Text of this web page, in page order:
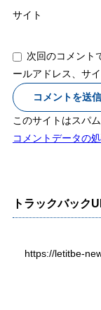
サイト
次回のコメント
ールアドレス、サ
このサイトはスパ
コメントデータの
トラックバック
https://letitbe-